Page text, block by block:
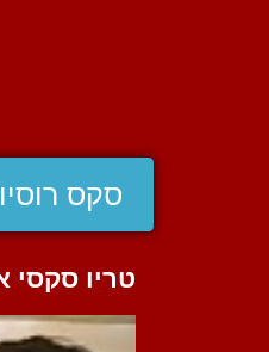
סקס
טריו סקסי